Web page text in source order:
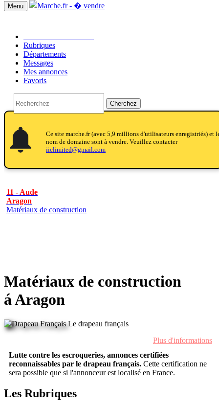
Menu
Rubriques
Départements
Messages
Mes annonces
Favoris
Cherchez
notifications
notifications
Ce site marche.fr (avec 5,9 millions d'utilisateurs enregistriés) et
nom de domaine sont à vendre. Veuillez contacter
iielimited@gmail.com
11 - Aude
Aragon
Matériaux de construction
Matériaux de construction
á Aragon
Le drapeau français
Plus d'informations
Lutte contre les escroqueries, annonces certifiées
reconnaissables par le drapeau français. Cette certification ne
sera possible que si l'annonceur est localisé en France.
Les Rubriques